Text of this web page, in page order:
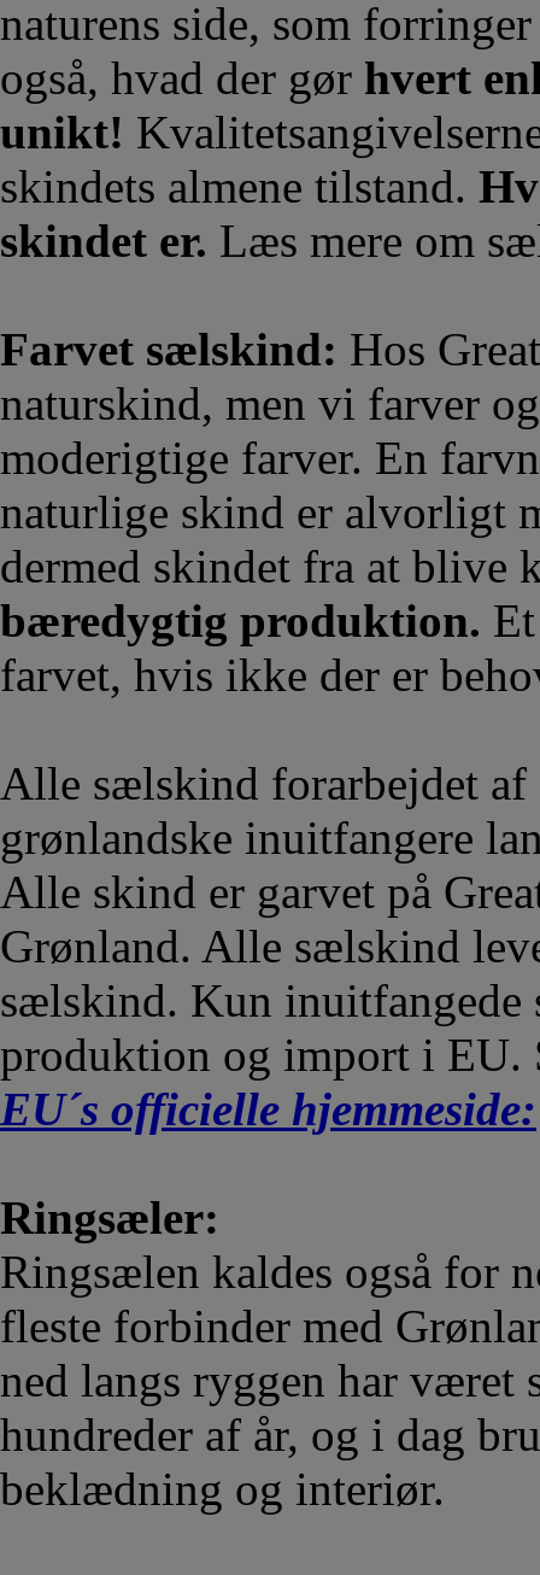
naturens side, som
også, hvad der gør hvert
unikt!
skindets almene tilstand.
skindet er. Læs mere om
Farvet sælskind: Hos
naturskind, men vi farver
moderigtige farver. En
naturlige skind er alvorligt
dermed skindet fra at blive
bæredygtig produktion.
farvet, hvis ikke der er
Alle sælskind forarbejdet af
grønlandske inuitfangere
Alle skind er garvet på
Grønland. Alle sælskind
sælskind. Kun
produktion og import i EU.
EU´s officielle hjemmeside:
Ringsæler:
Ringsælen kaldes også for
fleste forbinder med
ned langs ryggen har været
hundreder af år, og i dag
beklædning og interiør.